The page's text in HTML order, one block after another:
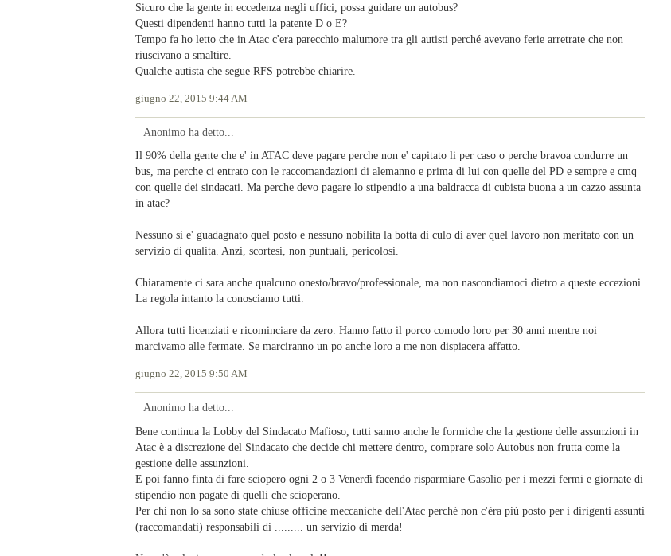
Sicuro che la gente in eccedenza negli uffici, possa guidare un autobus?
Questi dipendenti hanno tutti la patente D o E?
Tempo fa ho letto che in Atac c'era parecchio malumore tra gli autisti perché avevano ferie arretrate che non
riuscivano a smaltire.
Qualche autista che segue RFS potrebbe chiarire.
giugno 22, 2015 9:44 AM
Anonimo ha detto...
Il 90% della gente che e' in ATAC deve pagare perche non e' capitato li per caso o perche bravoa condurre un
bus, ma perche ci entrato con le raccomandazioni di alemanno e prima di lui con quelle del PD e sempre e cmq
con quelle dei sindacati. Ma perche devo pagare lo stipendio a una baldracca di cubista buona a un cazzo assunta
in atac?
Nessuno si e' guadagnato quel posto e nessuno nobilita la botta di culo di aver quel lavoro non meritato con un
servizio di qualita. Anzi, scortesi, non puntuali, pericolosi.
Chiaramente ci sara anche qualcuno onesto/bravo/professionale, ma non nascondiamoci dietro a queste eccezioni.
La regola intanto la conosciamo tutti.
Allora tutti licenziati e ricominciare da zero. Hanno fatto il porco comodo loro per 30 anni mentre noi
marcivamo alle fermate. Se marciranno un po anche loro a me non dispiacera affatto.
giugno 22, 2015 9:50 AM
Anonimo ha detto...
Bene continua la Lobby del Sindacato Mafioso, tutti sanno anche le formiche che la gestione delle assunzioni in
Atac è a discrezione del Sindacato che decide chi mettere dentro, comprare solo Autobus non frutta come la
gestione delle assunzioni.
E poi fanno finta di fare sciopero ogni 2 o 3 Venerdì facendo risparmiare Gasolio per i mezzi fermi e giornate di
stipendio non pagate di quelli che scioperano.
Per chi non lo sa sono state chiuse officine meccaniche dell'Atac perché non c'èra più posto per i dirigenti assunti
(raccomandati) responsabili di ......... un servizio di merda!